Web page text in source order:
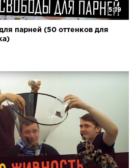
5:19
парней (50 оттенков для